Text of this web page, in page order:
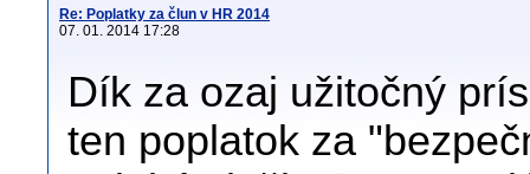
Re: Poplatky za člun v HR 2014
07. 01. 2014 17:28
Dík za ozaj užitočný
ten poplatok za